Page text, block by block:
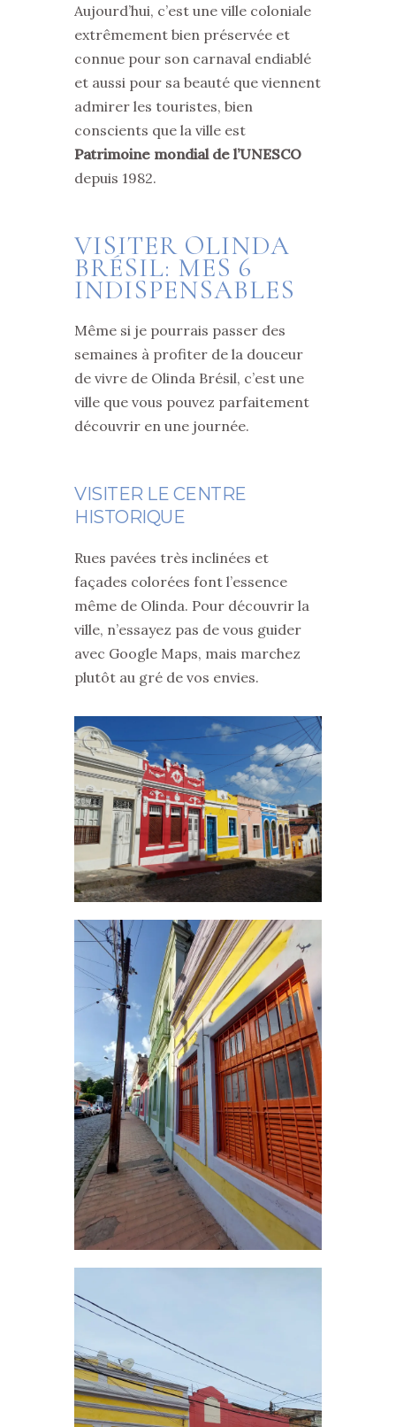
Aujourd’hui, c’est une ville coloniale
extrêmement bien préservée et
connue pour son carnaval endiablé
et aussi pour sa beauté que viennent
admirer les touristes, bien
conscients que la ville est
Patrimoine mondial de l’UNESCO
depuis 1982.
VISITER OLINDA
BRÉSIL: MES 6
INDISPENSABLES
Même si je pourrais passer des
semaines à profiter de la douceur
de vivre de Olinda Brésil, c’est une
ville que vous pouvez parfaitement
découvrir en une journée.
VISITER LE CENTRE
HISTORIQUE
Rues pavées très inclinées et
façades colorées font l’essence
même de Olinda. Pour découvrir la
ville, n’essayez pas de vous guider
avec Google Maps, mais marchez
plutôt au gré de vos envies.